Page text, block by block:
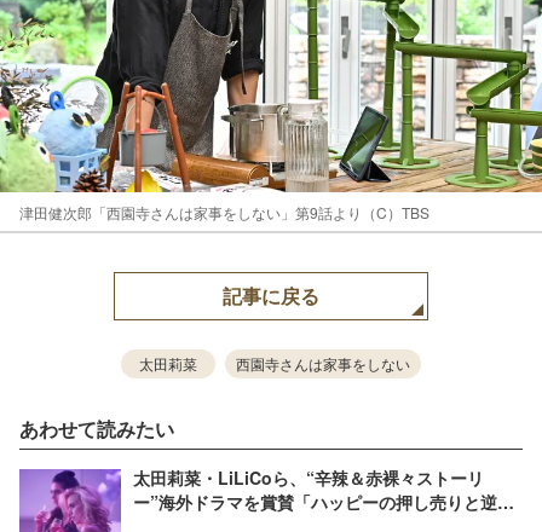
津田健次郎「西園寺さんは家事をしない」第9話より（C）TBS
記事に戻る
太田莉菜 西園寺さんは家事をしない
あわせて読みたい
太田莉菜・LiLiCoら、“辛辣＆赤裸々ストーリ
ー”海外ドラマを賞賛「ハッピーの押し売りと逆の